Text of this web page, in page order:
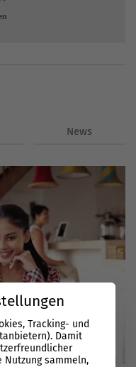
News
Tracking- und
Damit
sammeln,